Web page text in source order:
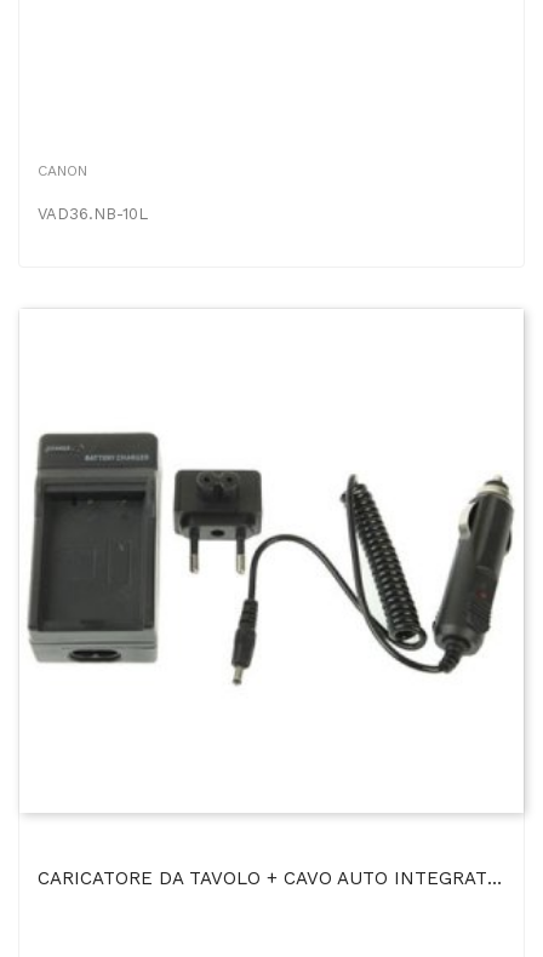
CANON
VAD36.NB-10L
CARICATORE DA TAVOLO + CAVO AUTO INTEGRATO LP-E10 Per CANON EOS 1100D, KISS X50, REBEL T3